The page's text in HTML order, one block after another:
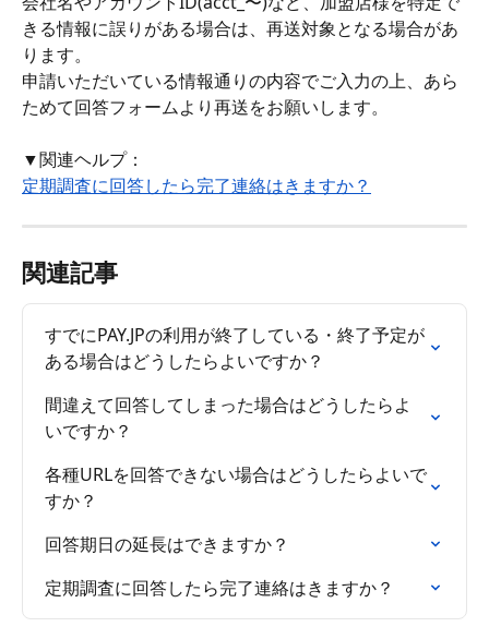
きる情報に誤りがある場合は、再送対象となる場合があ
ります。
申請いただいている情報通りの内容でご入力の上、あら
ためて回答フォームより再送をお願いします。
▼関連ヘルプ：
定期調査に回答したら完了連絡はきますか？
関連記事
すでにPAY.JPの利用が終了している・終了予定が
ある場合はどうしたらよいですか？
間違えて回答してしまった場合はどうしたらよ
いですか？
各種URLを回答できない場合はどうしたらよいで
すか？
回答期日の延長はできますか？
定期調査に回答したら完了連絡はきますか？